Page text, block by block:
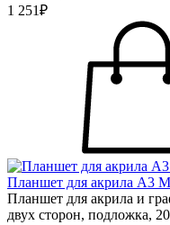
1 251₽
Планшет для акрила А3
Планшет для акрила и
двух сторон, подложка,